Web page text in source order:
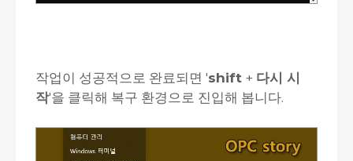
작업이 성공적으로 완료되면 'shift + 다시 시
작'을 클릭해 복구 환경으로 진입해 봅니다.